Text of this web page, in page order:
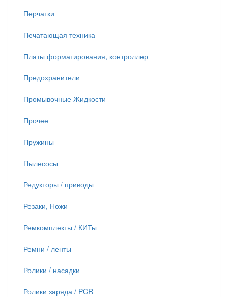
Перчатки
Печатающая техника
Платы форматирования, контроллер
Предохранители
Промывочные Жидкости
Прочее
Пружины
Пылесосы
Редукторы / приводы
Резаки, Ножи
Ремкомплекты / КИТы
Ремни / ленты
Ролики / насадки
Ролики заряда / PCR